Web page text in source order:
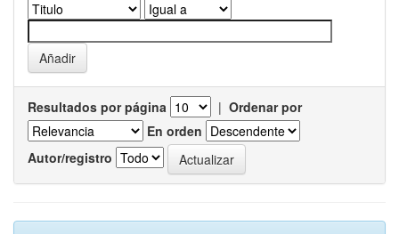
Resultados por página | Ordenar por
En orden
Autor/registro